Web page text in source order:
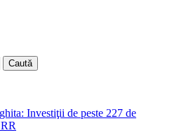
Investiţii de peste 227 de